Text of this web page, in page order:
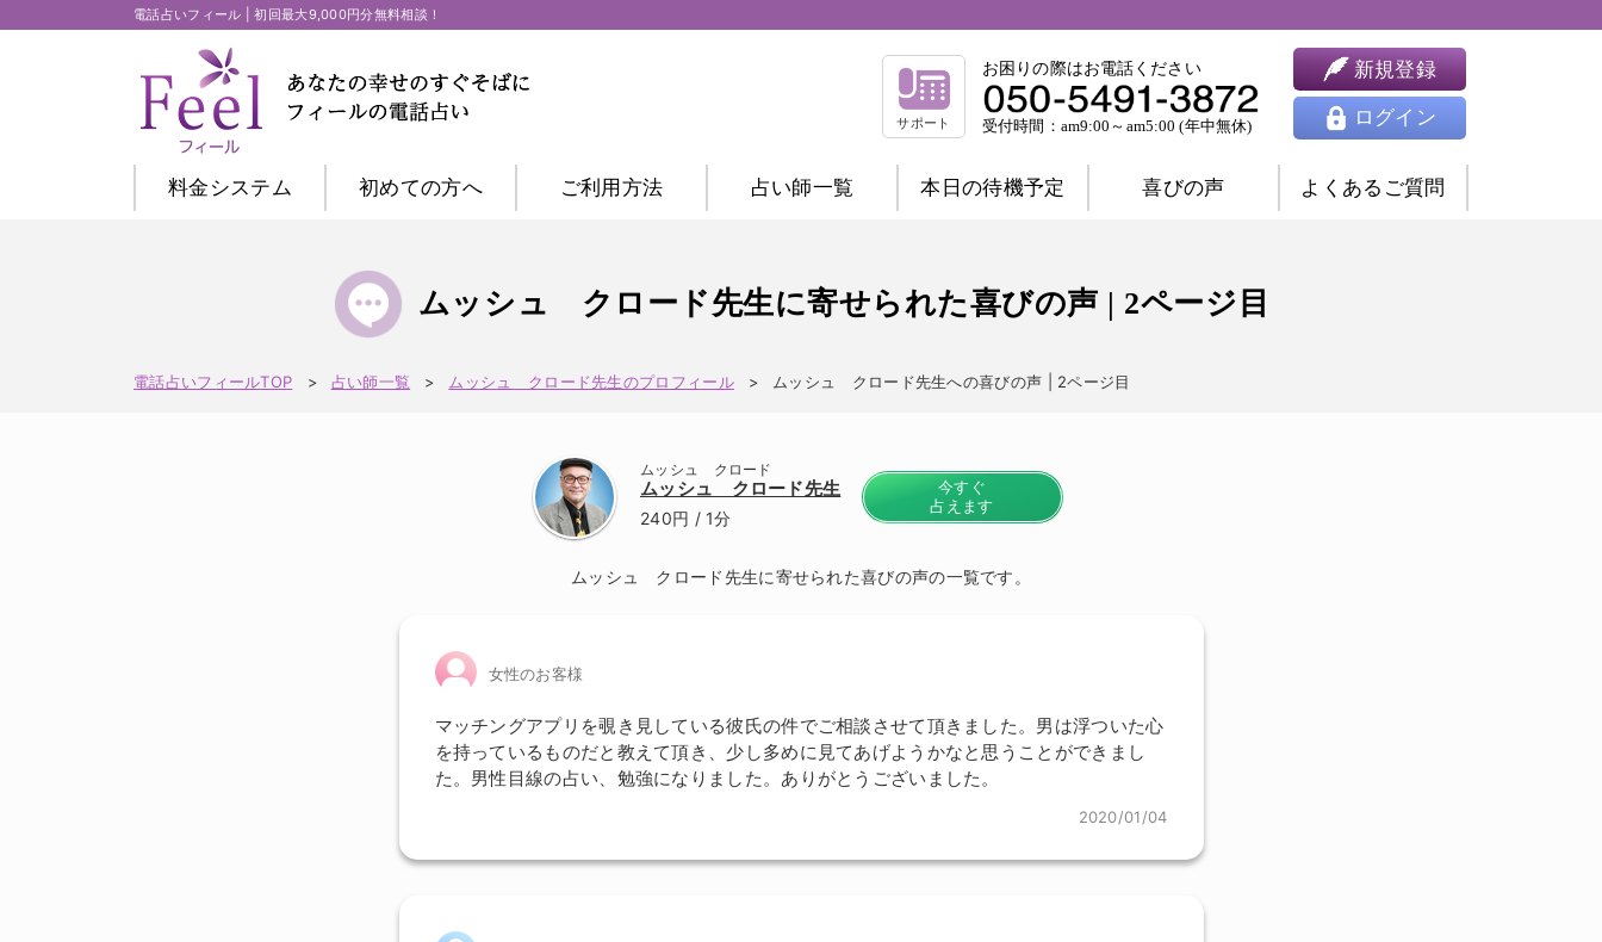
電話占いフィール | 初回最大9,000円分無料相談！
サポート
お困りの際はお電話ください
受付時間：am9:00～am5:00 (年中無休)
新規登録
ログイン
料金システム 初めての方へ ご利用方法 占い師一覧
不倫相談 浮気相談 結婚相談
縁結び相談
仕事相談 祈祷相談 人間関係相談 開運相談
チャネリング
オーラ 西洋占星術
マヤ暦 易 タロット
本日の待機予定 喜びの声 よくあるご質問
ムッシュ クロード先生に寄せられた喜びの声 | 2ページ目
電話占いフィールTOP 占い師一覧 ムッシュ クロード先生のプロフィール ムッシュ クロード先生への喜びの声 | 2ページ目
ムッシュ クロード
ムッシュ クロード先生
240円 / 1分
今すぐ
占えます
ムッシュ クロード先生に寄せられた喜びの声の一覧です。
女性のお客様
マッチングアプリを覗き見している彼氏の件でご相談させて頂きました。男は浮ついた心
を持っているものだと教えて頂き、少し多めに見てあげようかなと思うことができまし
た。男性目線の占い、勉強になりました。ありがとうございました。
2020/01/04